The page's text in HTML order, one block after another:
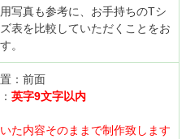
写真も参考に、お手持ちのTシ
表を比較していただくことをお
。
：前面
英字9文字以内
た内容そのままで制作致します